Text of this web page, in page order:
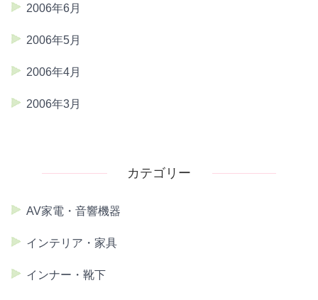
2006年6月
2006年5月
2006年4月
2006年3月
カテゴリー
AV家電・音響機器
インテリア・家具
インナー・靴下